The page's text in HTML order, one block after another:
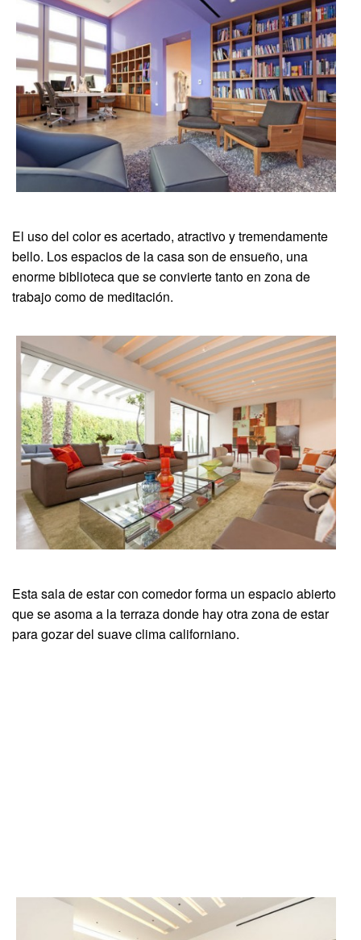
El uso del color es acertado, atractivo y tremendamente
bello. Los espacios de la casa son de ensueño, una
enorme biblioteca que se convierte tanto en zona de
trabajo como de meditación.
Esta sala de estar con comedor forma un espacio abierto
que se asoma a la terraza donde hay otra zona de estar
para gozar del suave clima californiano.